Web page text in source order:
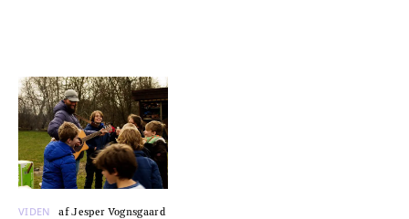
VIDEN af Jesper Vognsgaard